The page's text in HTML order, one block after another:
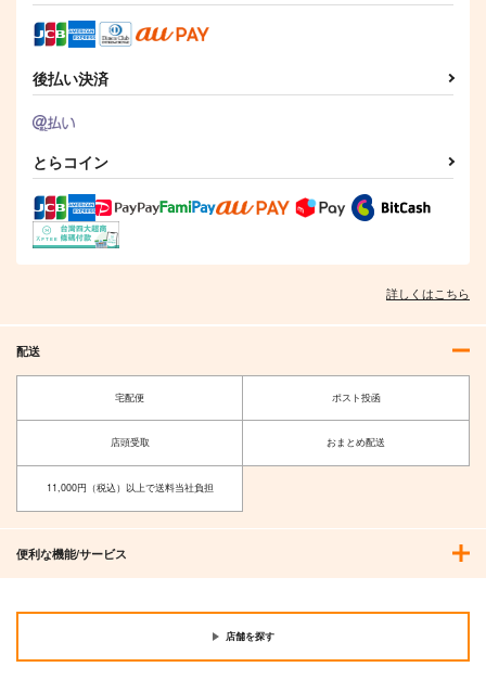
後払い決済
とらコイン
詳しくはこちら
配送
宅配便 ポスト投函
店頭受取 おまとめ配送
11,000円（税込）以上で送料当社負担
便利な機能/サービス
店舗を探す